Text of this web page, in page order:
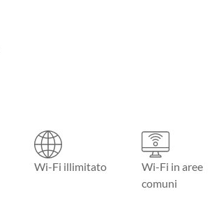
Wi-Fi illimitato
Wi-Fi in aree
comuni